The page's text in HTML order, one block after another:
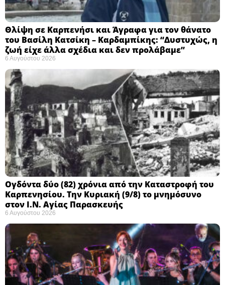
Θλίψη σε Καρπενήσι και Άγραφα για τον θάνατο
του Βασίλη Κατσίκη – Καρδαμπίκης: “Δυστυχώς, η
ζωή είχε άλλα σχέδια και δεν προλάβαμε”
6 Αυγούστου 2026
Ογδόντα δύο (82) χρόνια από την Καταστροφή του
Καρπενησίου. Την Κυριακή (9/8) το μνημόσυνο
στον Ι.Ν. Αγίας Παρασκευής
6 Αυγούστου 2026